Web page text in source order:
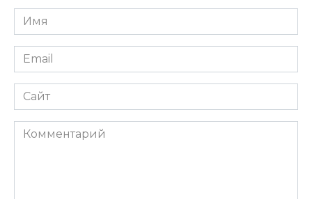
Имя
*
Email
*
Сайт
Комментарий